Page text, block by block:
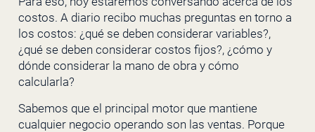
costos. A diario recibo muchas preguntas en torno a
los costos: ¿qué se deben considerar variables?,
¿qué se deben considerar costos fijos?, ¿cómo y
dónde considerar la mano de obra y cómo
calcularla?
Sabemos que el principal motor que mantiene
cualquier negocio operando son las ventas. Porque